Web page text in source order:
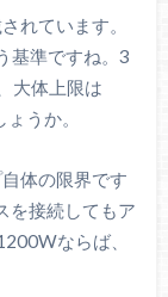
れています。
基準ですね。3
大体上限は
うか。
体の限界です
を接続してもア
ならば、